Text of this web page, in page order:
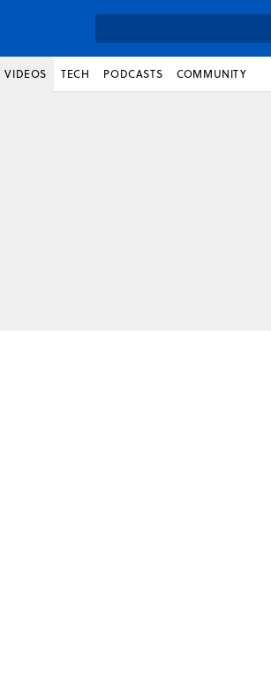
VIDEOS TECH PODCASTS COMMUNITY